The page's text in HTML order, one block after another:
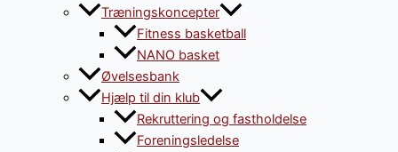
Træningskoncepter
Fitness basketball
NANO basket
Øvelsesbank
Hjælp til din klub
Rekruttering og fastholdelse
Foreningsledelse